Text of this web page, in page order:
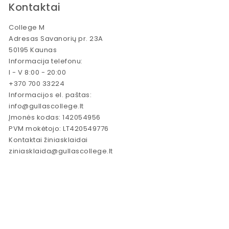
Kontaktai
College M
Adresas Savanorių pr. 23A
50195 Kaunas
Informacija telefonu:
I - V 8:00 - 20:00
+370 700 33224
Informacijos el. paštas:
info@gullascollege.lt
Įmonės kodas: 142054956
PVM mokėtojo: LT420549776
Kontaktai žiniasklaidai
ziniasklaida@gullascollege.lt